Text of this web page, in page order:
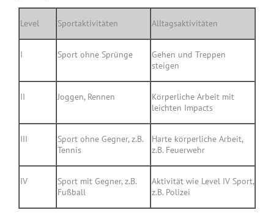
Level Sportaktivitäten Alltagsaktivitäten
I Sport ohne Sprünge
Gehen und Treppen
steigen
II Joggen, Rennen
Körperliche Arbeit mit
leichten Impacts
III
Sport ohne Gegner, z.B.
Tennis
Harte körperliche Arbeit,
z.B. Feuerwehr
IV
Sport mit Gegner, z.B.
Fußball
Aktivität wie Level IV Sport,
z.B. Polizei